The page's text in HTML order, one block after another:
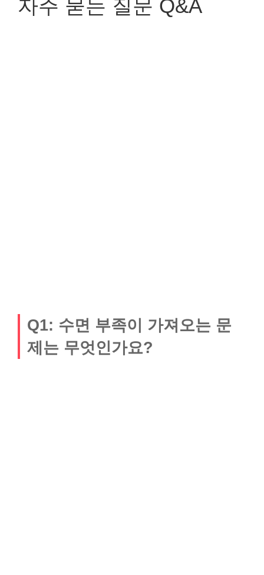
자주 묻는 질문 Q&A
Q1: 수면 부족이 가져오는 문
제는 무엇인가요?